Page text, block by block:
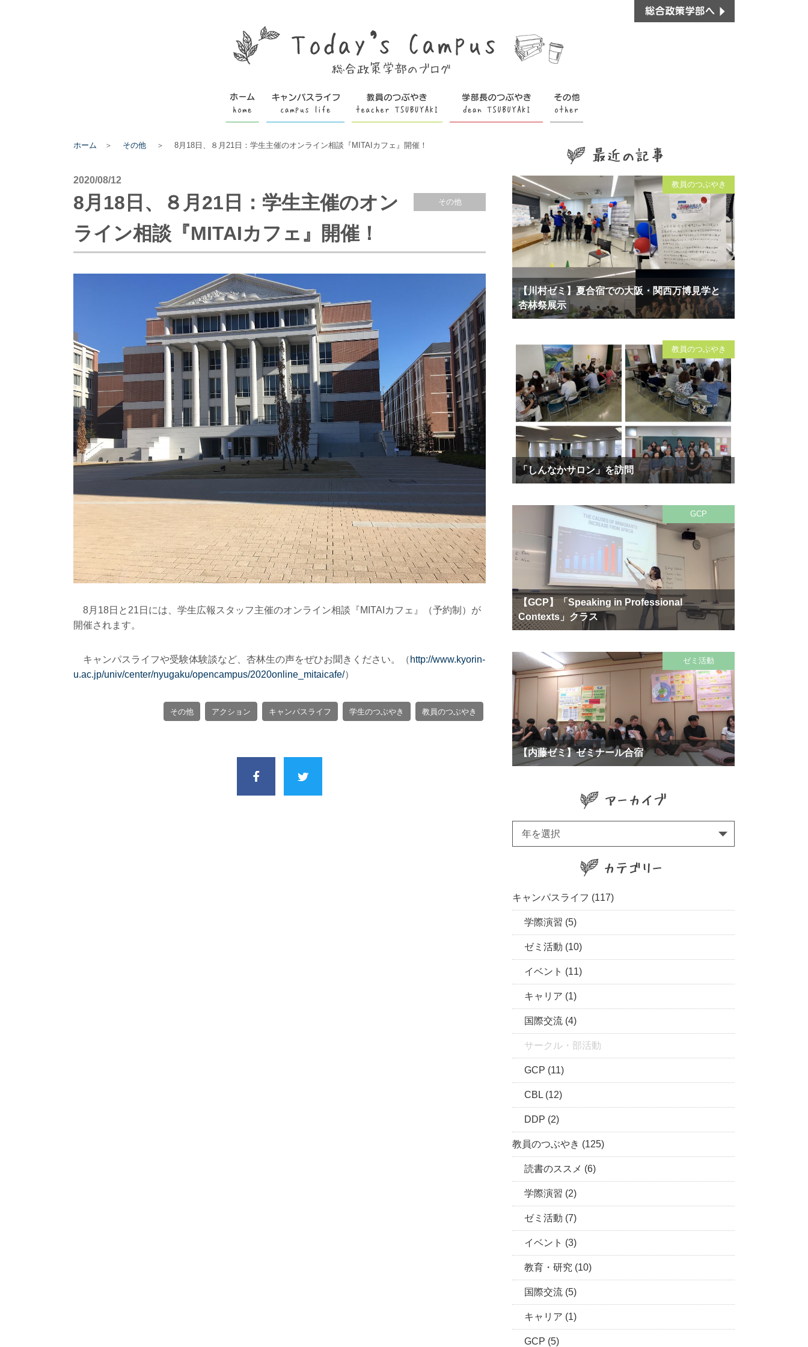
ホーム ＞ その他 ＞ 8月18日、８月21日：学生主催のオンライン相談『MITAIカフェ』開催！
2020/08/12
8月18日、８月21日：学生主催のオン
ライン相談『MITAIカフェ』開催！
その他
8月18日と21日には、学生広報スタッフ主催のオンライン相談『MITAIカフェ』（予約制）が
開催されます。
キャンパスライフや受験体験談など、杏林生の声をぜひお聞きください。（ http://www.kyorin-
u.ac.jp/univ/center/nyugaku/opencampus/2020online_mitaicafe/）
その他 アクション キャンパスライフ 学生のつぶやき 教員のつぶやき
【川村ゼミ】夏合宿での大阪・関西万博見学と
杏林祭展示
教員のつぶやき
「しんなかサロン」を訪問
教員のつぶやき
【GCP】「Speaking in Professional
Contexts」クラス
GCP
【内藤ゼミ】ゼミナール合宿
ゼミ活動
年を選択
キャンパスライフ (117)
学際演習 (5)
ゼミ活動 (10)
イベント (11)
キャリア (1)
国際交流 (4)
サークル・部活動
GCP (11)
CBL (12)
DDP (2)
教員のつぶやき (125)
読書のススメ (6)
学際演習 (2)
ゼミ活動 (7)
イベント (3)
教育・研究 (10)
国際交流 (5)
キャリア (1)
GCP (5)